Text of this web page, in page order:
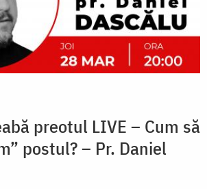
preotul LIVE – Cum să
postul? – Pr. Daniel